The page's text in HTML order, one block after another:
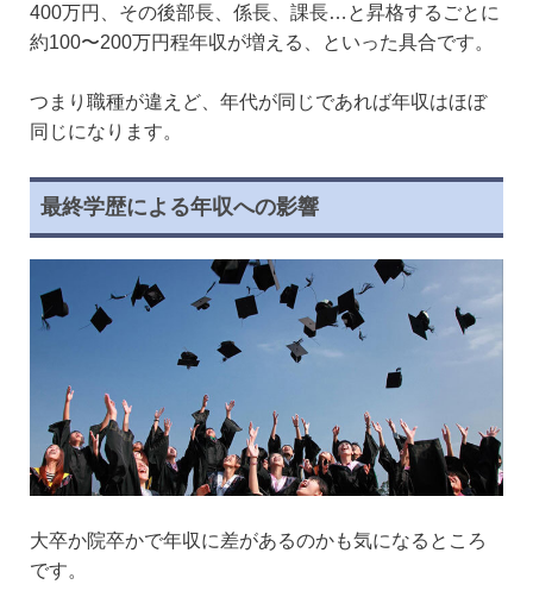
400万円、その後部長、係長、課長…と昇格するごとに
約100〜200万円程年収が増える、といった具合です。
つまり職種が違えど、年代が同じであれば年収はほぼ
同じになります。
最終学歴による年収への影響
大卒か院卒かで年収に差があるのかも気になるところ
です。